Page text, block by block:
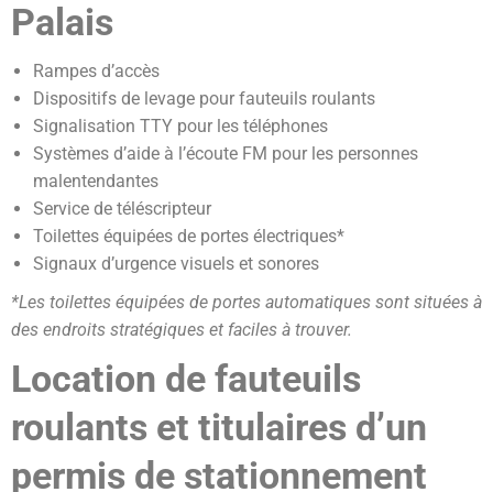
Palais
Rampes d’accès
Dispositifs de levage pour fauteuils roulants
Signalisation TTY pour les téléphones
Systèmes d’aide à l’écoute FM pour les personnes
malentendantes
Service de téléscripteur
Toilettes équipées de portes électriques*
Signaux d’urgence visuels et sonores
*Les toilettes équipées de portes automatiques sont situées à
des endroits stratégiques et faciles à trouver.
Location de fauteuils
roulants et titulaires d’un
permis de stationnement